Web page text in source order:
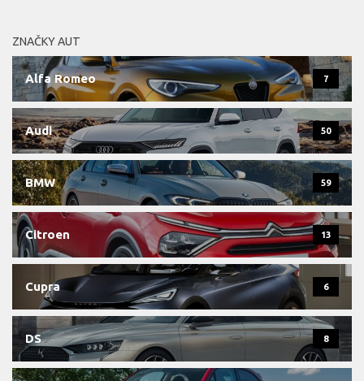
ZNAČKY AUT
Alfa Romeo 7
Audi 50
BMW 59
Citroen 13
Cupra 6
DS 8